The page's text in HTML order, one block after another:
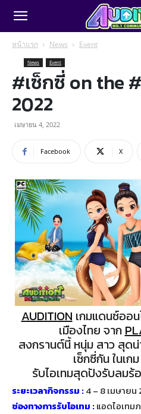
หน้าแรก News Event
News Event
#เซ็กซี่ on the
2022
เมษายน 4, 2022
Facebook X
AUDITIONเกมแดนซ์ออ
เมืองไทย จาก
สงกรานต์นี้ หนุ่ม สาว สุด
เซ็กซี่กัน ในเก
รับไอเทมสุดปังรับลมร้
ระยะเวลากิจกรรม :4 – 8 เมษายน
ช่องทางการรับไอเทม :แอดไอเทม